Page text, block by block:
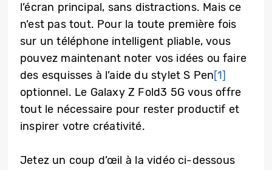
l’écran principal, sans distractions. Mais ce
n’est pas tout. Pour la toute première fois
sur un téléphone intelligent pliable, vous
pouvez maintenant noter vos idées ou faire
des esquisses à l’aide du stylet S Pen[1]
optionnel. Le Galaxy Z Fold3 5G vous offre
tout le nécessaire pour rester productif et
inspirer votre créativité.
Jetez un coup d’œil à la vidéo ci-dessous